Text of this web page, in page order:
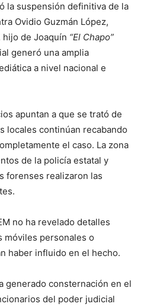
la suspensión definitiva de la
Ovidio Guzmán López,
hijo de Joaquín “El Chapo”
generó una amplia
a nivel nacional e
apuntan a que se trató de
locales continúan recabando
el caso. La zona
de la policía estatal y
forenses realizaron las
no ha revelado detalles
móviles personales o
haber influido en el hecho.
generado consternación en el
del poder judicial